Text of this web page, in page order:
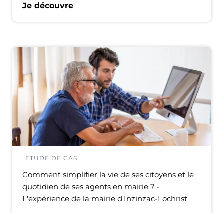
Je découvre
ETUDE DE CAS
Comment simplifier la vie de ses citoyens et le
quotidien de ses agents en mairie ? -
L'expérience de la mairie d'Inzinzac-Lochrist